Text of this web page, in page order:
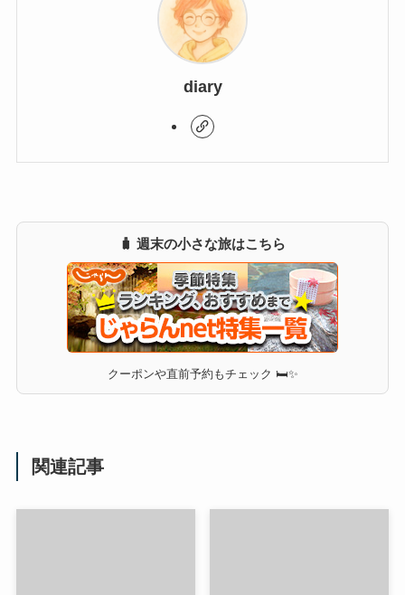
diary
🧳 週末の小さな旅はこちら
クーポンや直前予約もチェック 🛏✨
関連記事